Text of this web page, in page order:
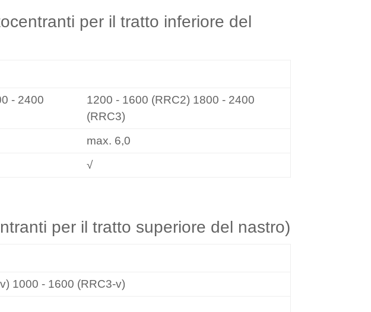
per il tratto inferiore del
- 2400
1200 - 1600 (RRC2) 1800 - 2400
(RRC3)
max. 6,0
√
per il tratto superiore del nastro)
1000 - 1600 (RRC3-v)